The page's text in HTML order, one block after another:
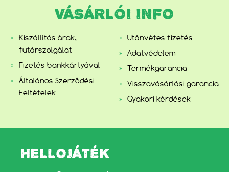
VÁSÁRLÓI INFO
Kiszállítás árak,
futárszolgálat
Fizetés bankkártyával
Általános Szerződési
Feltételek
Utánvétes fizetés
Adatvédelem
Termékgarancia
Visszavásárlási garancia
Gyakori kérdések
HELLOJÁTÉK